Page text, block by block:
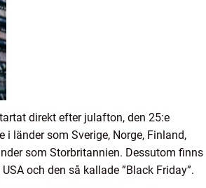
direkt efter julafton, den 25:e
länder som Sverige, Norge, Finland,
som Storbritannien. Dessutom finns
och den så kallade ”Black Friday”.